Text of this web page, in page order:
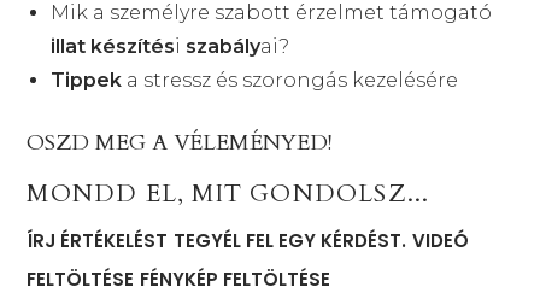
Mik a személyre szabott érzelmet támogató
illat készítési szabályai?
Tippek a stressz és szorongás kezelésére
OSZD MEG A VÉLEMÉNYED!
MONDD EL, MIT GONDOLSZ...
ÍRJ ÉRTÉKELÉST TEGYÉL FEL EGY KÉRDÉST. VIDEÓ
FELTÖLTÉSE FÉNYKÉP FELTÖLTÉSE